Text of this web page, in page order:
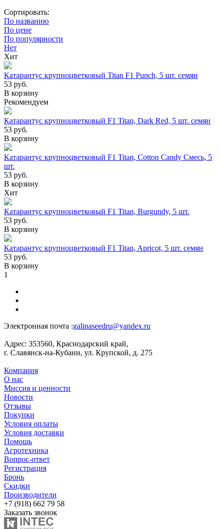
Сортировать:
По названию
По цене
По популярности
Нет
Хит
Катарантус крупноцветковый Titan F1 Punch, 5 шт. семян
53 руб.
В корзину
Рекомендуем
Катарантус крупноцветковый F1 Titan, Dark Red, 5 шт. cемян
53 руб.
В корзину
Катарантус крупноцветковый F1 Titan, Cotton Candy Смесь, 5
шт.
53 руб.
В корзину
Хит
Катарантус крупноцветковый F1 Titan, Burgundy, 5 шт.
53 руб.
В корзину
Катарантус крупноцветковый F1 Titan, Apricot, 5 шт. семян
53 руб.
В корзину
1
Электронная почта :galinaseedru@yandex.ru
Адрес: 353560, Краснодарский край,
г. Славянск-на-Кубани, ул. Крупской, д. 275
Компания
О нас
Миссия и ценности
Новости
Отзывы
Покупки
Условия оплаты
Условия доставки
Помощь
Агротехника
Вопрос-ответ
Регистрация
Бронь
Скидки
Производители
+7 (918) 662 79 58
Заказать звонок